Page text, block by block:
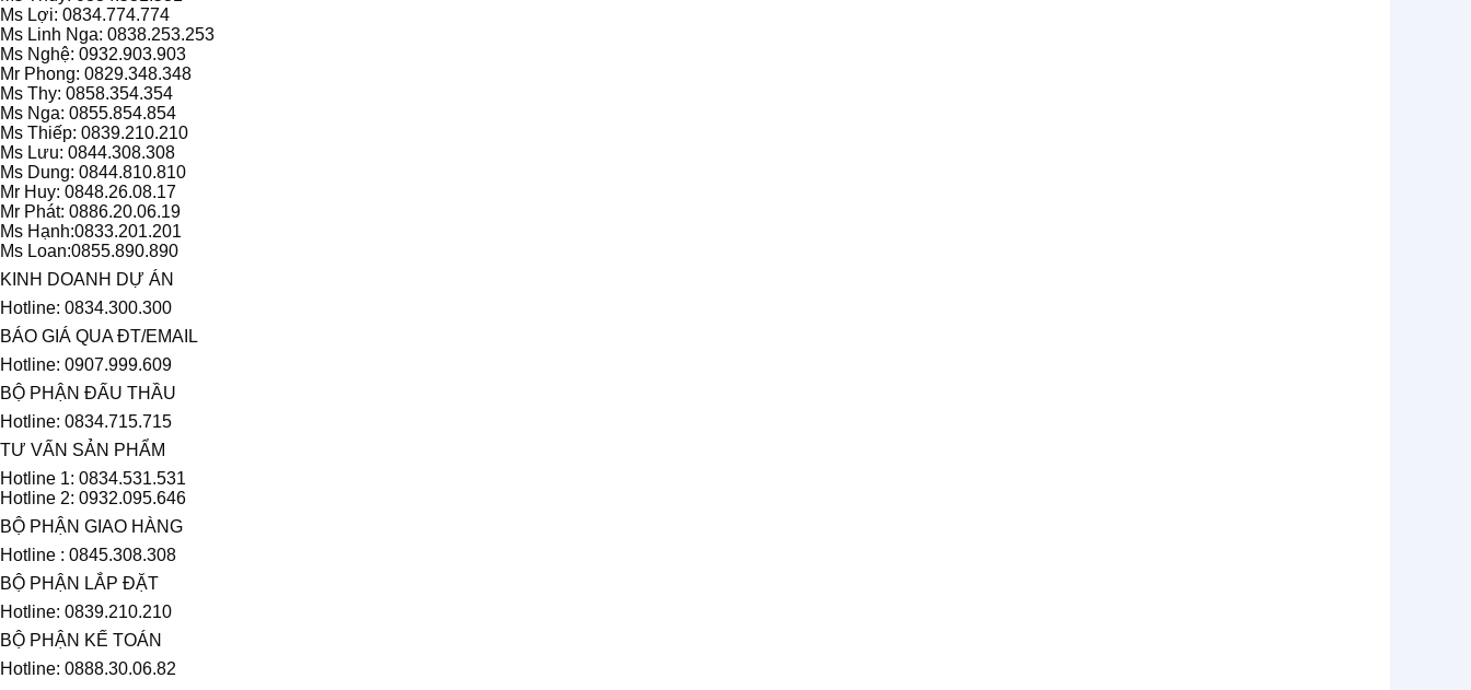
Ms Lợi: 0834.774.774
Ms Linh Nga: 0838.253.253
Ms Nghệ: 0932.903.903
Mr Phong: 0829.348.348
Ms Thy: 0858.354.354
Ms Nga: 0855.854.854
Ms Thiếp: 0839.210.210
Ms Lưu: 0844.308.308
Ms Dung: 0844.810.810
Mr Huy: 0848.26.08.17
Mr Phát: 0886.20.06.19
Ms Hạnh:0833.201.201
Ms Loan:0855.890.890
KINH DOANH DỰ ÁN
Hotline: 0834.300.300
BÁO GIÁ QUA ĐT/EMAIL
Hotline: 0907.999.609
BỘ PHẬN ĐẤU THẦU
Hotline: 0834.715.715
TƯ VẤN SẢN PHẨM
Hotline 1: 0834.531.531
Hotline 2: 0932.095.646
BỘ PHẬN GIAO HÀNG
Hotline : 0845.308.308
BỘ PHẬN LẮP ĐẶT
Hotline: 0839.210.210
BỘ PHẬN KẾ TOÁN
Hotline: 0888.30.06.82